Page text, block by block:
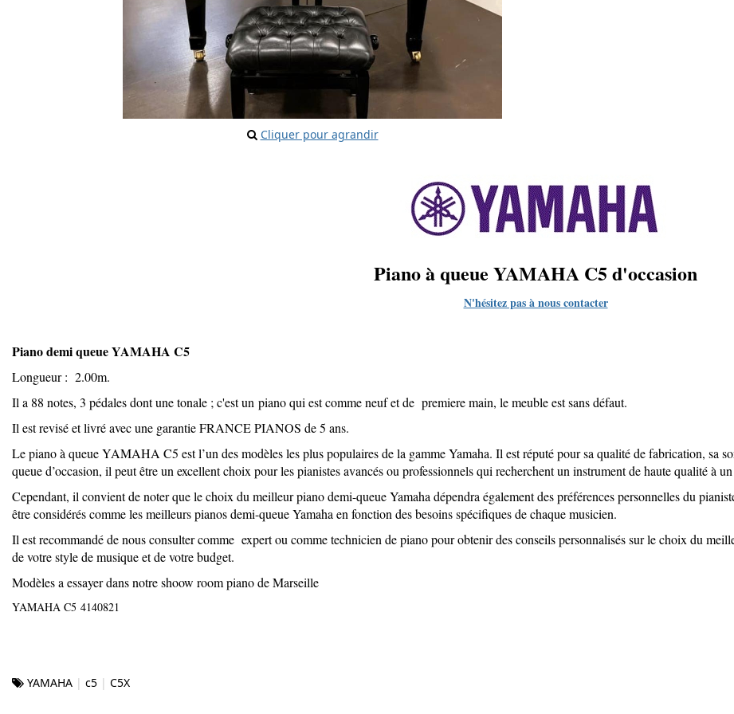
Cliquer pour agrandir
Piano à queue YAMAHA C5 d'occasion
N'hésitez pas à nous contacter
Piano demi queue YAMAHA C5
Longueur : 2.00m.
Il a 88 notes, 3 pédales dont une tonale ; c'est un piano qui est comme neuf et de premiere main, le meuble est sans défaut.
Il est revisé et livré avec une garantie FRANCE PIANOS de 5 ans.
Le piano à queue YAMAHA C5 est l’un des modèles les plus populaires de la gamme Yamaha. Il est réputé pour sa qualité de fabrication, sa
queue d’occasion, il peut être un excellent choix pour les pianistes avancés ou professionnels qui recherchent un instrument de haute qualité à
Cependant, il convient de noter que le choix du meilleur piano demi-queue Yamaha dépendra également des préférences personnelles du
être considérés comme les meilleurs pianos demi-queue Yamaha en fonction des besoins spécifiques de chaque musicien.
Il est recommandé de nous consulter comme expert ou comme technicien de piano pour obtenir des conseils personnalisés sur le choix du
de votre style de musique et de votre budget.
Modèles a essayer dans notre shoow room piano de Marseille
YAMAHA C5 4140821
YAMAHA c5 C5X